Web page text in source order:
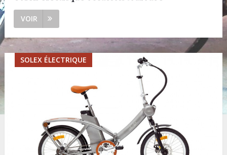
VOIR
SOLEX ÉLECTRIQUE